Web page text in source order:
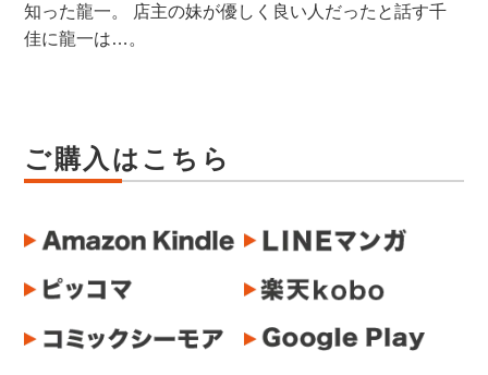
知った龍一。 店主の妹が優しく良い人だったと話す千
佳に龍一は…。
ご購入はこちら